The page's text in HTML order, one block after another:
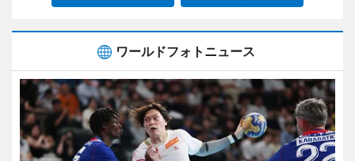
ワールドフォトニュース